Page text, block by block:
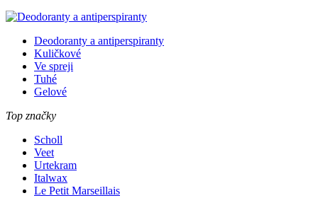
Deodoranty a antiperspiranty
Kuličkové
Ve spreji
Tuhé
Gelové
Top značky
Scholl
Veet
Urtekram
Italwax
Le Petit Marseillais